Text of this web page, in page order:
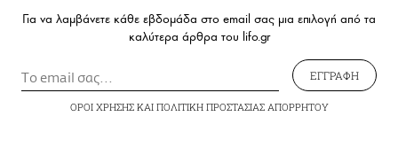
Για να λαμβάνετε κάθε εβδομάδα στο email σας μια επιλογή από τα
καλύτερα άρθρα του lifo.gr
ΕΓΓΡΑΦΗ
ΟΡΟΙ ΧΡΗΣΗΣΚΑΙ ΠΟΛΙΤΙΚΗ ΠΡΟΣΤΑΣΙΑΣ ΑΠΟΡΡΗΤΟΥ